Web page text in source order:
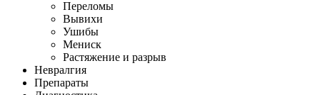
Переломы
Вывихи
Ушибы
Мениск
Растяжение и разрыв
Невралгия
Препараты